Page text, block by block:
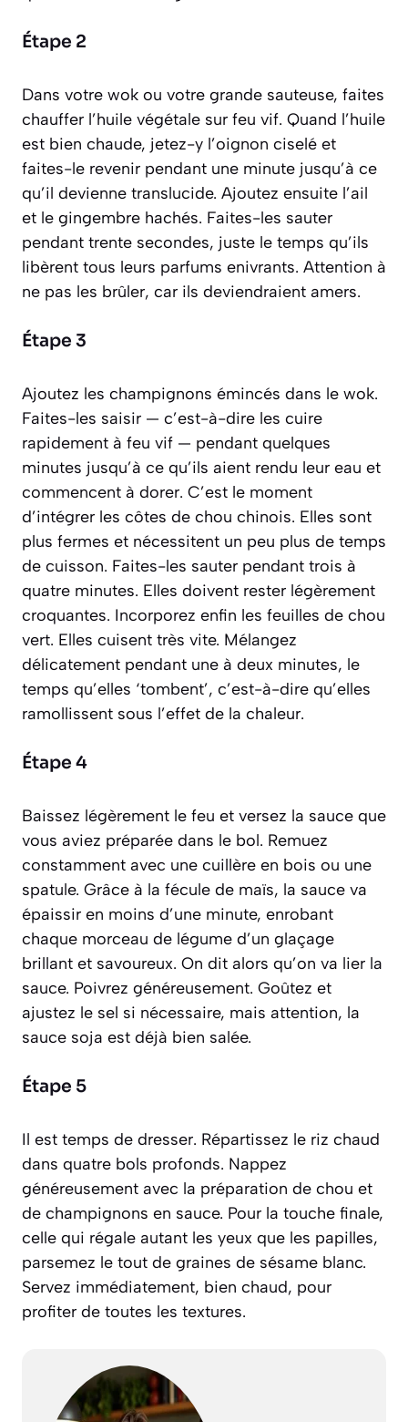
Étape 2
Dans votre wok ou votre grande sauteuse, faites
chauffer l’huile végétale sur feu vif. Quand l’huile
est bien chaude, jetez-y l’oignon ciselé et
faites-le revenir pendant une minute jusqu’à ce
qu’il devienne translucide. Ajoutez ensuite l’ail
et le gingembre hachés. Faites-les sauter
pendant trente secondes, juste le temps qu’ils
libèrent tous leurs parfums enivrants. Attention à
ne pas les brûler, car ils deviendraient amers.
Étape 3
Ajoutez les champignons émincés dans le wok.
Faites-les saisir — c’est-à-dire les cuire
rapidement à feu vif — pendant quelques
minutes jusqu’à ce qu’ils aient rendu leur eau et
commencent à dorer. C’est le moment
d’intégrer les côtes de chou chinois. Elles sont
plus fermes et nécessitent un peu plus de temps
de cuisson. Faites-les sauter pendant trois à
quatre minutes. Elles doivent rester légèrement
croquantes. Incorporez enfin les feuilles de chou
vert. Elles cuisent très vite. Mélangez
délicatement pendant une à deux minutes, le
temps qu’elles ‘tombent’, c’est-à-dire qu’elles
ramollissent sous l’effet de la chaleur.
Étape 4
Baissez légèrement le feu et versez la sauce que
vous aviez préparée dans le bol. Remuez
constamment avec une cuillère en bois ou une
spatule. Grâce à la fécule de maïs, la sauce va
épaissir en moins d’une minute, enrobant
chaque morceau de légume d’un glaçage
brillant et savoureux. On dit alors qu’on va lier la
sauce. Poivrez généreusement. Goûtez et
ajustez le sel si nécessaire, mais attention, la
sauce soja est déjà bien salée.
Étape 5
Il est temps de dresser. Répartissez le riz chaud
dans quatre bols profonds. Nappez
généreusement avec la préparation de chou et
de champignons en sauce. Pour la touche finale,
celle qui régale autant les yeux que les papilles,
parsemez le tout de graines de sésame blanc.
Servez immédiatement, bien chaud, pour
profiter de toutes les textures.